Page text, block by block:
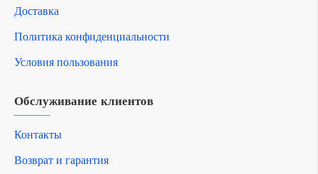
Доставка
Политика конфиденциальности
Условия пользования
Обслуживание клиентов
Контакты
Возврат и гарантия